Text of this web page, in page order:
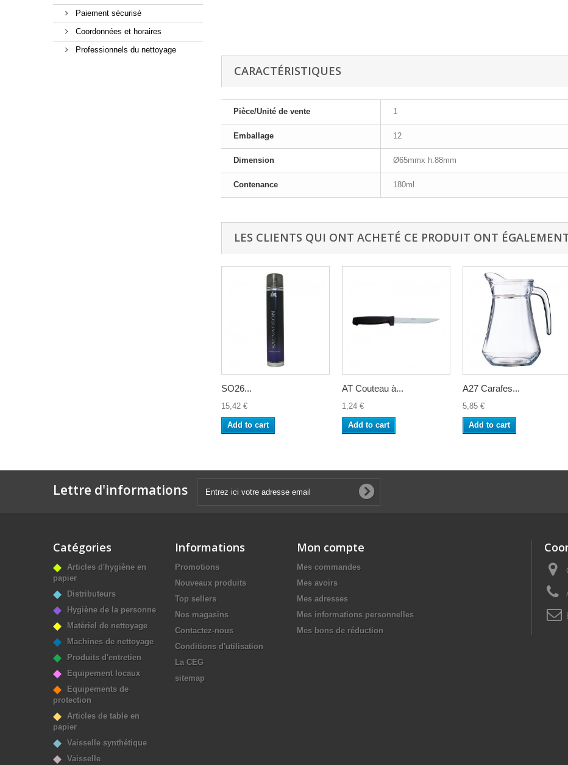
Paiement sécurisé
Coordonnées et horaires
Professionnels du nettoyage
CARACTÉRISTIQUES
Pièce/Unité de vente 1
Emballage 12
Dimension Ø65mmx h.88mm
Contenance 180ml
LES CLIENTS QUI ONT ACHETÉ CE PRODUIT ONT
SO26...
15,42 €
Add to cart
AT Couteau à...
1,24 €
Add to cart
A27 Carafes...
5,85 €
Add to cart
Lettre d'informations
Catégories
Articles d'hygiène en
papier
Distributeurs
Hygiène de la personne
Matériel de nettoyage
Machines de nettoyage
Produits d'entretien
Equipement locaux
Equipements de
protection
Articles de table en
papier
Vaisselle synthétique
Vaisselle
Informations
Promotions
Nouveaux produits
Top sellers
Nos magasins
Contactez-nous
Conditions d'utilisation
La CEG
sitemap
Mon compte
Mes commandes
Mes avoirs
Mes adresses
Mes informations personnelles
Mes bons de réduction